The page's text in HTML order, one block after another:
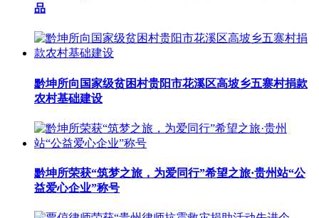
品
黔坤所向国家级贫困村贵阳市花溪区高坡乡五寨村捐款
农村基础建设
黔坤所荣获“筑梦之旅，为爱同行”希望之旅·贵州站“公
益爱心企业”称号